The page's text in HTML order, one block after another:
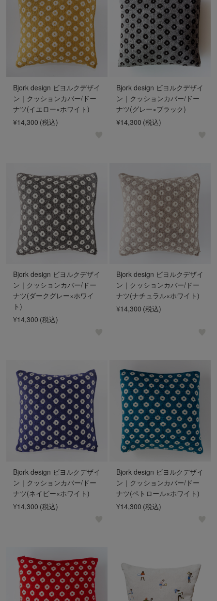
Bjork design ビヨルクデザイ
ン｜クッションカバー/ドー
ナツ(イエロー×ホワイト)
¥14,300 (税込)
Bjork design ビヨルクデザイ
ン｜クッションカバー/ドー
ナツ(グレー×ブラック)
¥14,300 (税込)
Bjork design ビヨルクデザイ
ン｜クッションカバー/ドー
ナツ(ダークグレー×ホワイ
ト)
¥14,300 (税込)
Bjork design ビヨルクデザイ
ン｜クッションカバー/ドー
ナツ(ナチュラル×ホワイト)
¥14,300 (税込)
Bjork design ビヨルクデザイ
ン｜クッションカバー/ドー
ナツ(ネイビー×ホワイト)
¥14,300 (税込)
Bjork design ビヨルクデザイ
ン｜クッションカバー/ドー
ナツ(ペトロール×ホワイト)
¥14,300 (税込)